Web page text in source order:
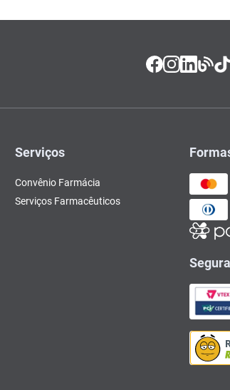
Serviços
Convênio Farmácia
Serviços Farmacêuticos